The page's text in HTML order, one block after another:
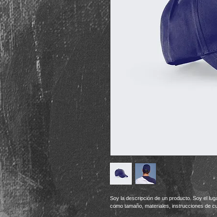
Soy la descripción de un producto. Soy el
como tamaño, materiales, instrucciones de